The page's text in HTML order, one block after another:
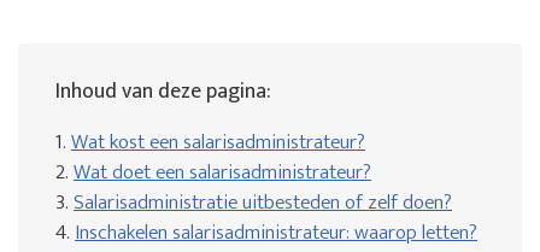
Inhoud van deze pagina:
1.Wat kost een salarisadministrateur?
2.Wat doet een salarisadministrateur?
3.Salarisadministratie uitbesteden of zelf doen?
4.Inschakelen salarisadministrateur: waarop letten?